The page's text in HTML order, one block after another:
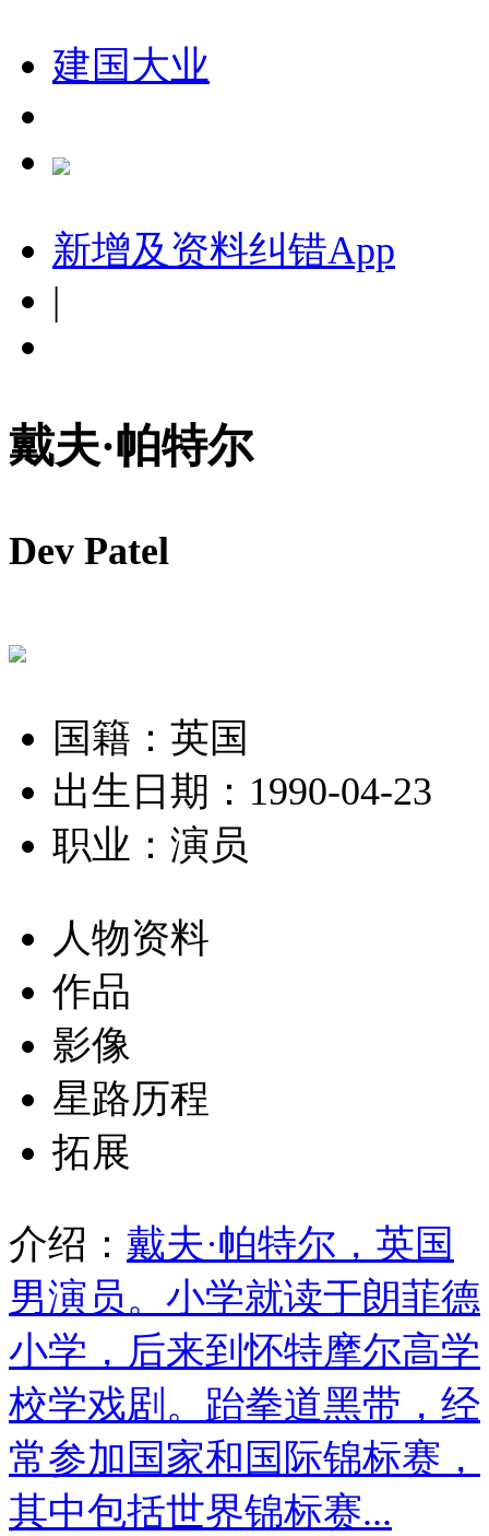
建国大业
新增及资料纠错App
|
戴夫·帕特尔
Dev Patel
国籍：英国
出生日期：1990-04-23
职业：演员
人物资料
作品
影像
星路历程
拓展
介绍： 戴夫·帕特尔，英国
男演员。小学就读于朗菲德
小学，后来到怀特摩尔高学
校学戏剧。跆拳道黑带，经
常参加国家和国际锦标赛，
其中包括世界锦标赛...